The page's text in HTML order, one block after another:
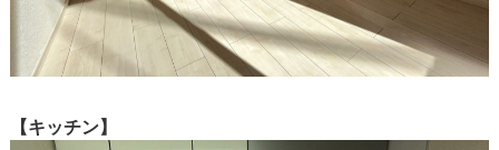
【キッチン】